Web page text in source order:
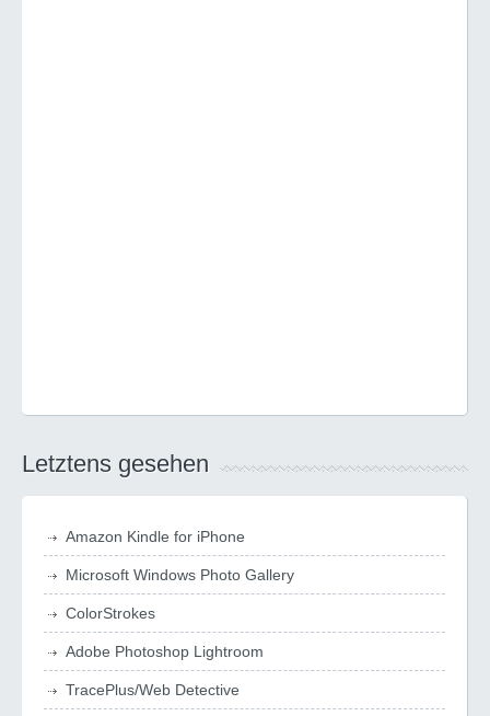
Letztens gesehen
Amazon Kindle for iPhone
Microsoft Windows Photo Gallery
ColorStrokes
Adobe Photoshop Lightroom
TracePlus/Web Detective